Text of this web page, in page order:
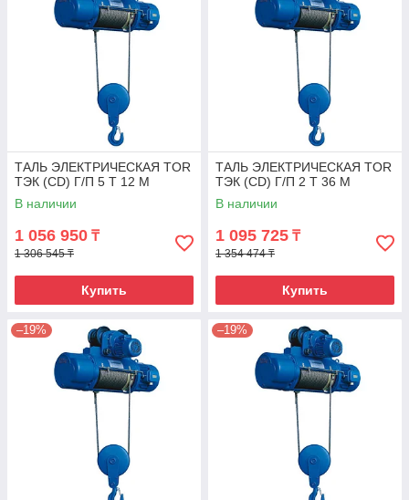
ТАЛЬ ЭЛЕКТРИЧЕСКАЯ TOR
ТЭК (CD) Г/П 5 Т 12 М
В наличии
1 056 950 ₸
1 306 545 ₸
Купить
ТАЛЬ ЭЛЕКТРИЧЕСКАЯ TOR
ТЭК (CD) Г/П 2 Т 36 М
В наличии
1 095 725 ₸
1 354 474 ₸
Купить
–19% –19%